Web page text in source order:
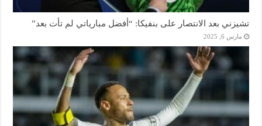
تشيزني بعد الانتصار على بنفيكا: “أفضل مبارياتي لم تأت بعد”
مارس 6, 2025